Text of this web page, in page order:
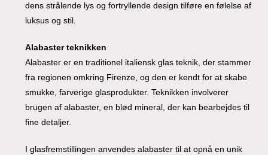
dens strålende lys og fortryllende design tilføre en følelse af
luksus og stil.
Alabaster teknikken
Alabaster er en traditionel italiensk glas teknik, der stammer
fra regionen omkring Firenze, og den er kendt for at skabe
smukke, farverige glasprodukter. Teknikken involverer
brugen af alabaster, en blød mineral, der kan bearbejdes til
fine detaljer.
I glasfremstillingen anvendes alabaster til at opnå en unik